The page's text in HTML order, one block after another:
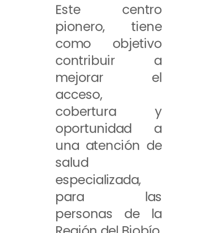
Este centro
pionero, tiene
como objetivo
contribuir a
mejorar el
acceso,
cobertura y
oportunidad a
una atención de
salud
especializada,
para las
personas de la